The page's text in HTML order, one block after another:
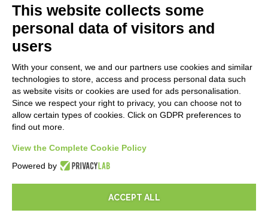
E-Book
LEGALES
Informativas Privacidad
Security Policy
Documentación contractual y RGPD
Condiciones generales de suministro
Condiciones del servicio de soporte
Configuraciones cookie
This website collects some
personal data of visitors and
users
With your consent, we and our partners use cookies and similar
technologies to store, access and process personal data such
as website visits or cookies are used for ads personalisation.
Since we respect your right to privacy, you can choose not to
allow certain types of cookies. Click on GDPR preferences to
find out more.
View the Complete Cookie Policy
Powered by
ACCEPT ALL